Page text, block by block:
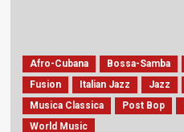
classe
fra
Italia
e
Afro-Cubana Bossa-Samba
Fusion
Italian Jazz Jazz
Musica Classica
Post Bop
World Music